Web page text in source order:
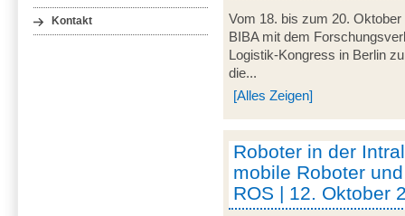
Kontakt
Vom 18. bis zum 20.
BIBA mit dem
Logistik-Kongress in Berlin
die...
[Alles Zeigen]
Roboter in der
mobile Roboter
ROS | 12. Oktober